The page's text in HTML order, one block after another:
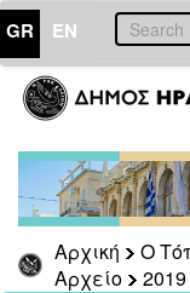
GR EN
Αρχική Ο
Αρχείο
2019
ΤΟΠΟΣ
ΜΑΣ
Αρχείο
2026
2025